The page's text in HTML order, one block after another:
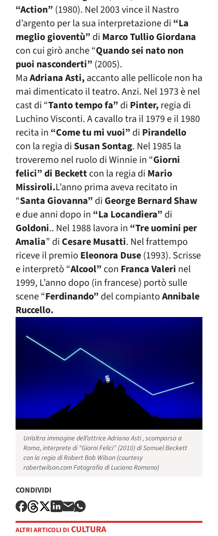
“Action” (1980). Nel 2003 vince il Nastro
d’argento per la sua interpretazione di “La
meglio gioventù” di Marco Tullio Giordana
con cui girò anche “Quando sei nato non
puoi nasconderti” (2005).
MaAdriana Asti, accanto alle pellicole non ha
mai dimenticato il teatro. Anzi. Nel 1973 è nel
cast di “Tanto tempo fa” di Pinter, regia di
Luchino Visconti. A cavallo tra il 1979 e il 1980
recita in “Come tu mi vuoi” di Pirandello
con la regia di Susan Sontag. Nel 1985 la
troveremo nel ruolo di Winnie in “Giorni
felici” di Beckettcon la regia di Mario
Missiroli.L’anno prima aveva recitato in
“Santa Giovanna” di George Bernard Shaw
e due anni dopo in “La Locandiera” di
Goldoni.. Nel 1988 lavora in “Tre uomini per
Amalia” di Cesare Musatti. Nel frattempo
riceve il premio Eleonora Duse(1993). Scrisse
e interpretò “Alcool” con Franca Valeri nel
1999, L’anno dopo (in francese) portò sulle
scene “Ferdinando” del compiantoAnnibale
Ruccello.
Un’altra immagine dell’attrice Adriana Asti , scomparsa a
Roma, interprete di “Giorni Felici” (2010) di Samuel Beckett
con la regia di Robert Bob Wilson (courtesy
robertwilson.comFotografia di Luciano Romano)
CONDIVIDI
ALTRI ARTICOLI DI CULTURA